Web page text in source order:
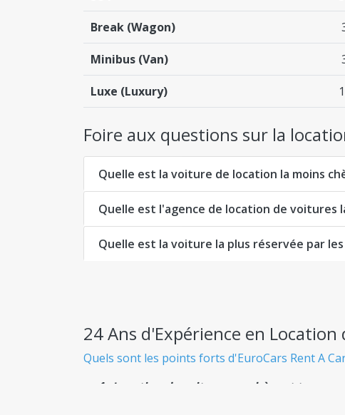
Break (Wagon)
Minibus (Van)
Luxe (Luxury)
Foire aux questions sur la
Quelle est la voiture de location la moins
Quelle est l'agence de location de voitures
Quelle est la voiture la plus réservée par
24 Ans d'Expérience en
Quels sont les points forts d'EuroCars Rent A
Location de voiture pas chère et